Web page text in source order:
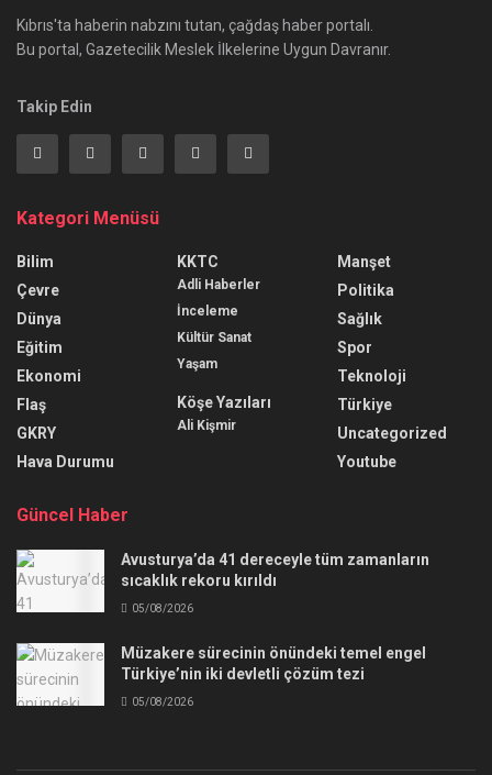
Kıbrıs'ta haberin nabzını tutan, çağdaş haber portalı.
Bu portal, Gazetecilik Meslek İlkelerine Uygun Davranır.
Takip Edin
Kategori Menüsü
Bilim
Çevre
Dünya
Eğitim
Ekonomi
Flaş
GKRY
Hava Durumu
KKTC
Adli Haberler
İnceleme
Kültür Sanat
Yaşam
Köşe Yazıları
Ali Kişmir
Manşet
Politika
Sağlık
Spor
Teknoloji
Türkiye
Uncategorized
Youtube
Güncel Haber
Avusturya’da 41 dereceyle tüm zamanların
sıcaklık rekoru kırıldı
05/08/2026
Müzakere sürecinin önündeki temel engel
Türkiye’nin iki devletli çözüm tezi
05/08/2026